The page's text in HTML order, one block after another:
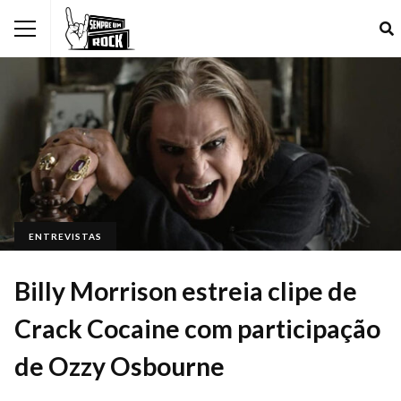
ENTREVISTAS
Billy Morrison estreia clipe de
Crack Cocaine com participação
de Ozzy Osbourne